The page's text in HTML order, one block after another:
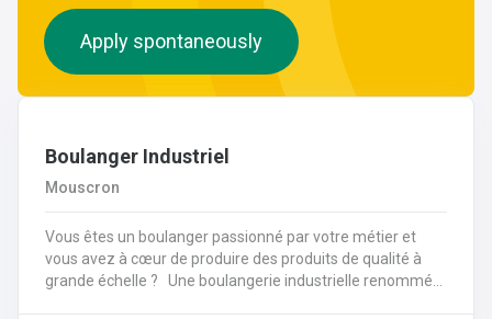
Apply spontaneously
Boulanger Industriel
Mouscron
Vous êtes un boulanger passionné par votre métier et
vous avez à cœur de produire des produits de qualité à
grande échelle ? Une boulangerie industrielle renommée